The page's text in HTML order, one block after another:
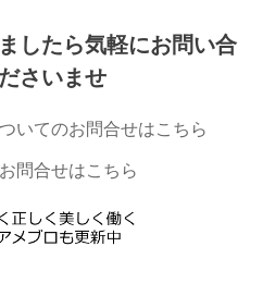
したら気軽にお問い合
さいませ
いてのお問合せはこちら
問合せはこちら